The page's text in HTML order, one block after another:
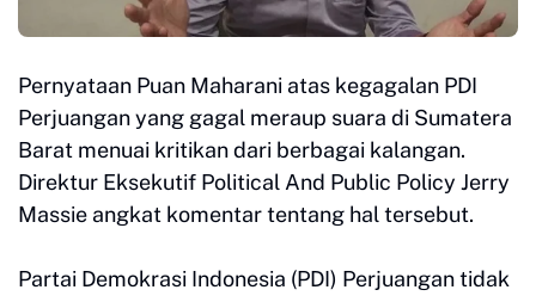
Pernyataan Puan Maharani atas kegagalan PDI
Perjuangan yang gagal meraup suara di Sumatera
Barat menuai kritikan dari berbagai kalangan.
Direktur Eksekutif Political And Public Policy Jerry
Massie angkat komentar tentang hal tersebut.
Partai Demokrasi Indonesia (PDI) Perjuangan tidak